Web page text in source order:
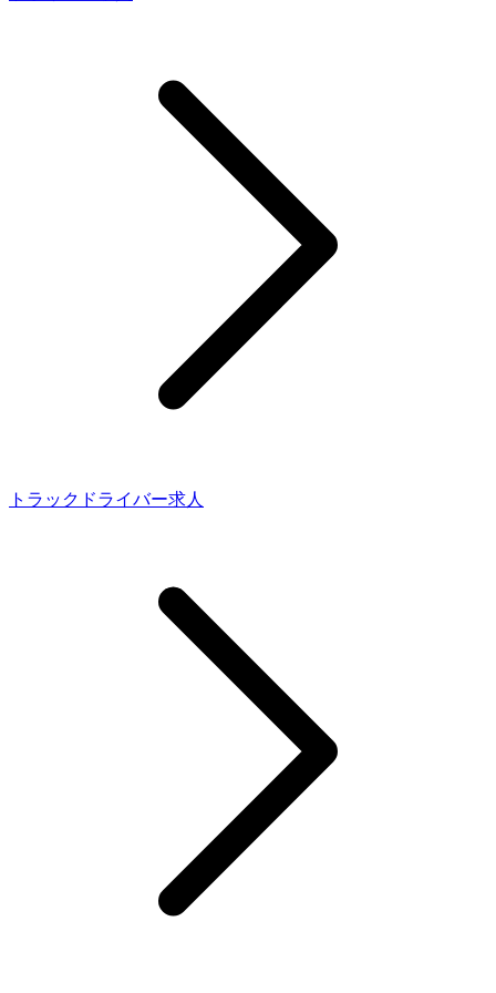
トラックドライバー求人